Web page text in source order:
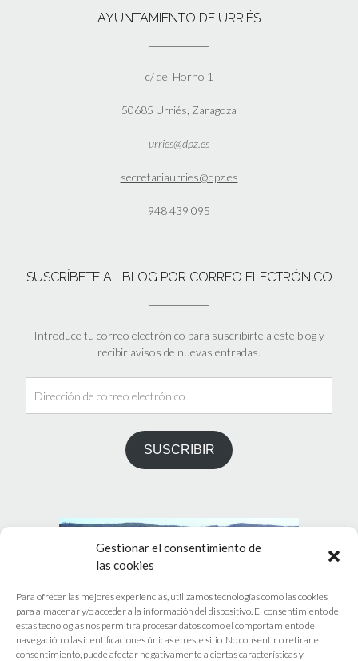
Gestionar el consentimiento de
las cookies
Para ofrecer las mejores experiencias, utilizamos tecnologías como las cookies
para almacenar y/o acceder a la información del dispositivo. El consentimiento de
estas tecnologías nos permitirá procesar datos como el comportamiento de
navegación o las identificaciones únicas en este sitio. No consentir o retirar el
consentimiento, puede afectar negativamente a ciertas características y
AYUNTAMIENTO DE URRIÉS
c/ del Horno 1
50685 Urriés, Zaragoza
urries@dpz.es
secretariaurries@dpz.es
948 439 095
SUSCRÍBETE AL BLOG POR CORREO ELECTRÓNICO
Introduce tu correo electrónico para suscribirte a este blog y
recibir avisos de nuevas entradas.
de
correo
SUSCRIBIR
PRÓXIMO EVENTOS